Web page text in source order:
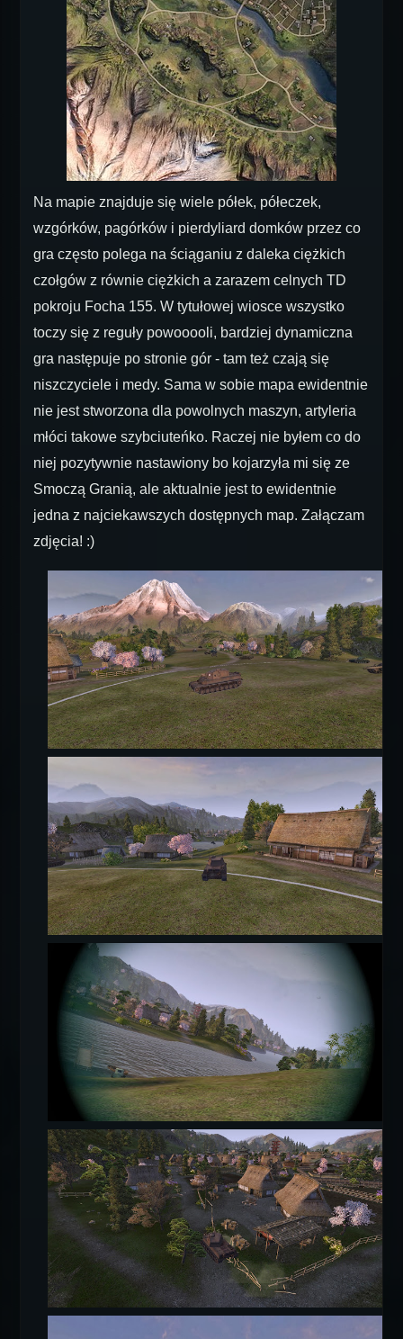
Na mapie znajduje się wiele półek, półeczek,
wzgórków, pagórków i pierdyliard domków przez co
gra często polega na ściąganiu z daleka ciężkich
czołgów z równie ciężkich a zarazem celnych TD
pokroju Focha 155. W tytułowej wiosce wszystko
toczy się z reguły powooooli, bardziej dynamiczna
gra następuje po stronie gór - tam też czają się
niszczyciele i medy. Sama w sobie mapa ewidentnie
nie jest stworzona dla powolnych maszyn, artyleria
młóci takowe szybciuteńko. Raczej nie byłem co do
niej pozytywnie nastawiony bo kojarzyła mi się ze
Smoczą Granią, ale aktualnie jest to ewidentnie
jedna z najciekawszych dostępnych map. Załączam
zdjęcia! :)